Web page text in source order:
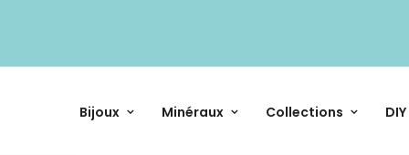
Bijoux Minéraux Collections DIY